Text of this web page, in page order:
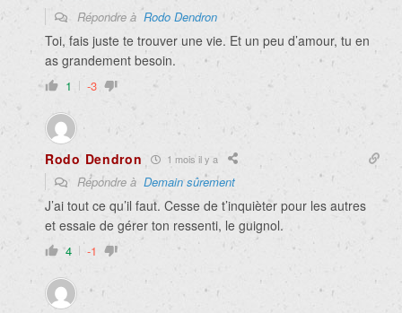
Répondre à Rodo Dendron
Toi, fais juste te trouver une vie. Et un peu d’amour, tu en
as grandement besoin.
1 -3
Rodo Dendron 1 mois il y a
Répondre à Demain sûrement
J’ai tout ce qu’il faut. Cesse de t’inquièter pour les autres
et essaie de gérer ton ressenti, le guignol.
4 -1